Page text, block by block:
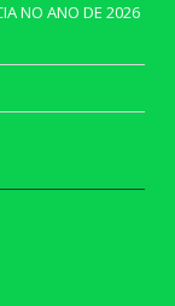
NO ANO DE 2026